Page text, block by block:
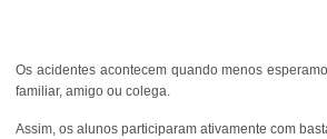
Os acidentes acontecem quando menos
familiar, amigo ou colega.
Assim, os alunos participaram ativamente com